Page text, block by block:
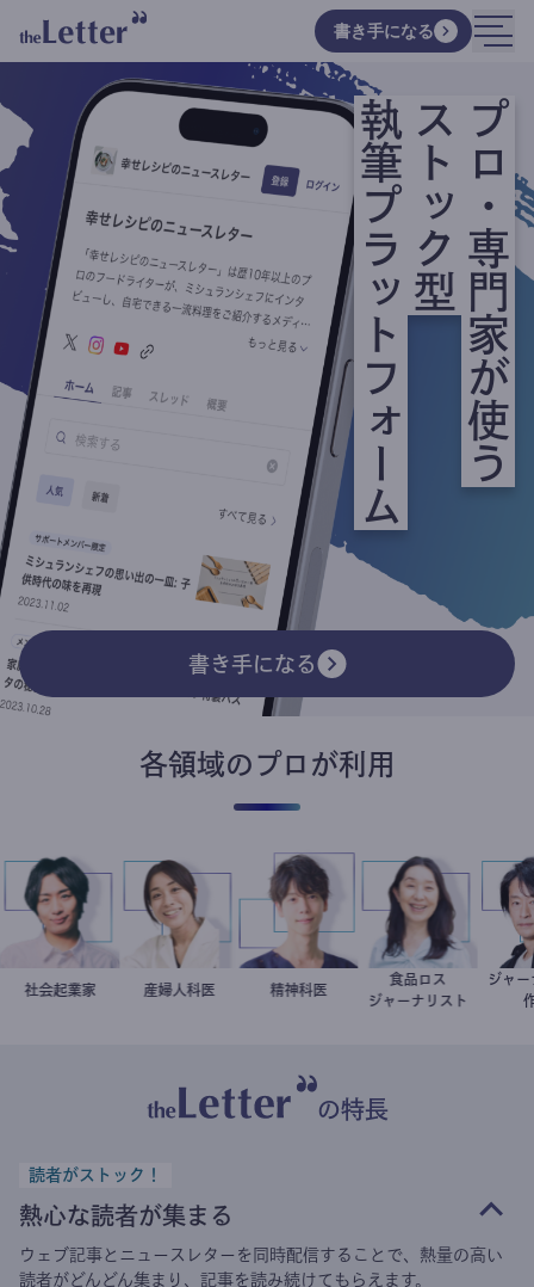
書き手になる
プロ・専門家が使う
ストック型
執筆プラットフォーム
書き手になる
各領域のプロが利用
駒崎弘樹
社会起業家 稲葉可奈子
産婦人科医 藤野智哉
精神科医 井出留美
食品ロス
ジャーナリスト
ジ
の特長
読者がストック！
熱心な読者が集まる
ウェブ記事とニュースレターを同時配信することで、熱量の高い
読者がどんどん集まり、記事を読み続けてもらえます。